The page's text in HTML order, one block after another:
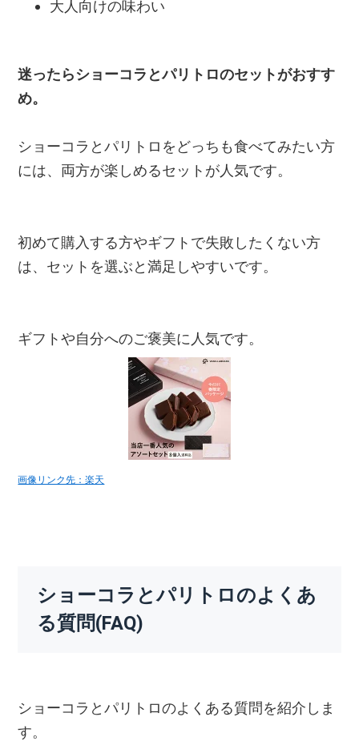
大人向けの味わい
迷ったらショーコラとパリトロのセットがおすす
め。
ショーコラとパリトロをどっちも食べてみたい方
には、両方が楽しめるセットが人気です。
初めて購入する方やギフトで失敗したくない方
は、セットを選ぶと満足しやすいです。
ギフトや自分へのご褒美に人気です。
画像リンク先：楽天
ショーコラとパリトロのよくあ
る質問(FAQ)
ショーコラとパリトロのよくある質問を紹介しま
す。